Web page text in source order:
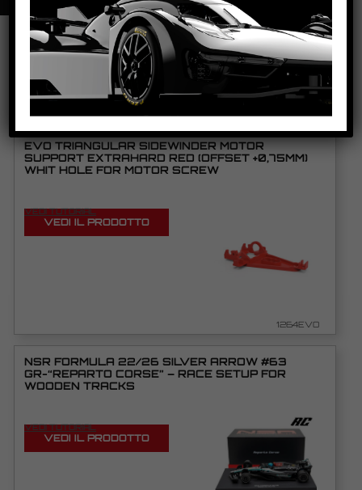
PRODOTTI CORRELATI
EVO TRIANGULAR SIDEWINDER MOTOR
SUPPORT EXTRAHARD RED (OFFSET +0,75MM)
WHIT HOLE FOR MOTOR SCREW
VEDI TUTORIAL
VEDI IL PRODOTTO
1264EVO
NSR FORMULA 22/26 SILVER ARROW #63
GR-“REPARTO CORSE” – RACE SETUP FOR
WOODEN TRACKS
VEDI TUTORIAL
VEDI IL PRODOTTO